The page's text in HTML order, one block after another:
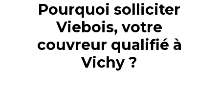
Pourquoi solliciter
Viebois, votre
couvreur qualifié à
Vichy ?